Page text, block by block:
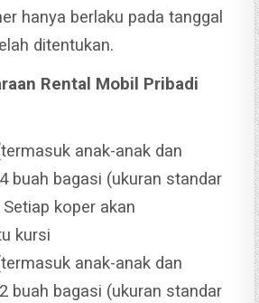
hanya berlaku pada tanggal
ditentukan.
Rental Mobil Pribadi
anak-anak dan
buah bagasi (ukuran standar
koper akan
kursi
anak-anak dan
buah bagasi (ukuran standar